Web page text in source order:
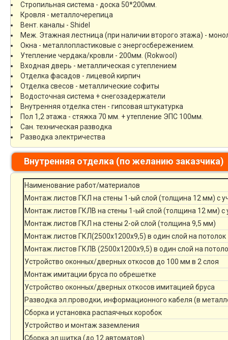
Стропильная система - доска 50*200мм.
Кровля - металлочерепица
Вент. каналы - Shidel
Меж. Этажная лестница (при наличии второго этажа) -
Окна - металлопластиковые с энергосбережением.
Утепление чердака/кровли - 200мм. (Rokwool)
Входная дверь - металлическая с утеплением
Отделка фасадов - лицевой кирпич
Отделка свесов - металлические софиты
Водосточная система + снегозадержатели
Внутренняя отделка стен - гипсовая штукатурка
Пол 1,2 этажа - стяжка 70 мм. + утепление ЭПС 100мм.
Сан. техническая разводка
Разводка электричества
Внутренняя отделка (по желанию заказчика)
Наименование работ/материалов
Монтаж листов ГКЛ на стены 1-ый слой (толщина 12 мм) с
Монтаж листов ГКЛВ на стены 1-ый слой (толщина 12 мм) с
Монтаж листов ГКЛ на стены 2-ой слой (толщина 9,5 мм)
Монтаж листов ГКЛ(2500х1200х9,5) в один слой на потолок
Монтаж листов ГКЛВ (2500х1200х9,5) в один слой на
Устройство оконных/дверных откосов до 100 мм в 2 слоя
Монтаж имитации бруса по обрешетке
Устройство оконных/дверных откосов имитацией бруса
Разводка эл.проводки, информационного кабеля (в
Сборка и установка распаячных коробок
Устройство и монтаж заземления
Сборка эл.щитка (до 12 автоматов)